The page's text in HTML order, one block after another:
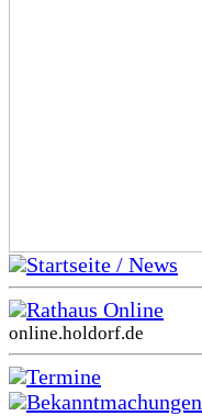
Startseite / News
Rathaus Online
online.holdorf.de
Termine
Bekanntmachungen